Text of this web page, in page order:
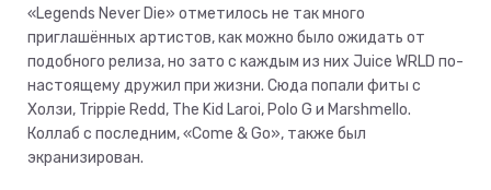
«Legends Never Die» отметилось не так много
приглашённых артистов, как можно было ожидать от
подобного релиза, но зато с каждым из них Juice WRLD по-
настоящему дружил при жизни. Сюда попали фиты с
Холзи, Trippie Redd, The Kid Laroi, Polo G и Marshmello.
Коллаб с последним, «Come & Go», также был
экранизирован.